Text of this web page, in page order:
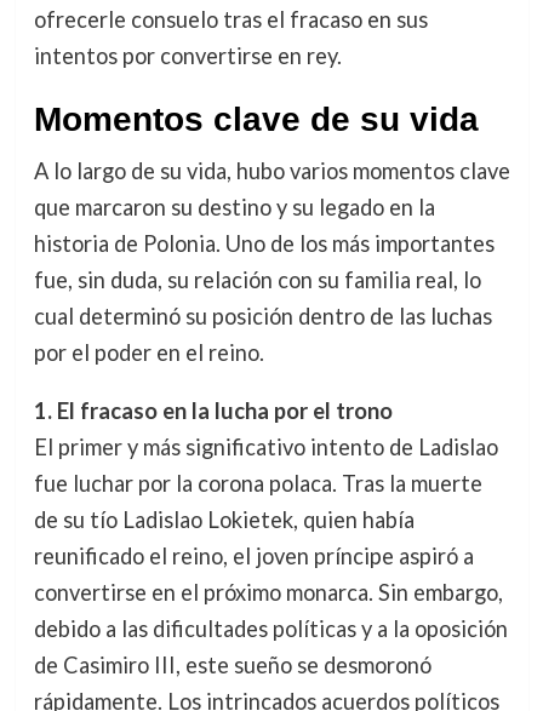
ofrecerle consuelo tras el fracaso en sus
intentos por convertirse en rey.
Momentos clave de su vida
A lo largo de su vida, hubo varios momentos clave
que marcaron su destino y su legado en la
historia de Polonia. Uno de los más importantes
fue, sin duda, su relación con su familia real, lo
cual determinó su posición dentro de las luchas
por el poder en el reino.
1. El fracaso en la lucha por el trono
El primer y más significativo intento de Ladislao
fue luchar por la corona polaca. Tras la muerte
de su tío Ladislao Lokietek, quien había
reunificado el reino, el joven príncipe aspiró a
convertirse en el próximo monarca. Sin embargo,
debido a las dificultades políticas y a la oposición
de Casimiro III, este sueño se desmoronó
rápidamente. Los intrincados acuerdos políticos